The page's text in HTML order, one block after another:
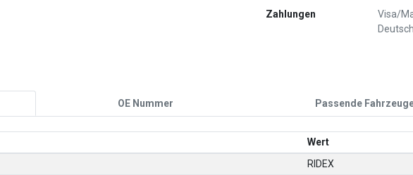
Zahlungen
Visa/
OE Nummer Passende
Wert
RIDEX